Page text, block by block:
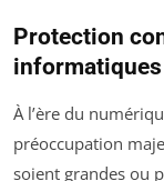
Protection
informatiques
À l’ère du
préoccupation
soient grandes ou